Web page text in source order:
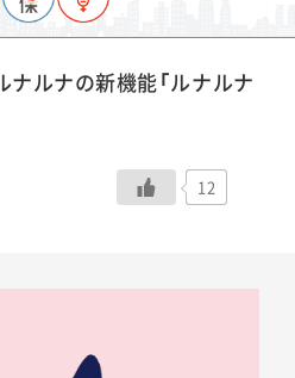
ルナの新機能「ルナルナ
12